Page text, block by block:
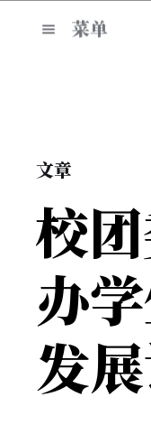
菜单
文章
校
办
发